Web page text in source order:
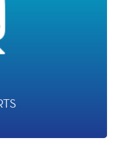
avec l’ensemble des
qui relie l’aéroport